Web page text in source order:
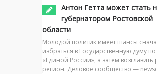
Антон Гетта может стать
губернатором Ростовской
области
Молодой политик имеет шансы
избраться в Государственную думу
«Единой России», а затем
регион. Деловое сообщество —